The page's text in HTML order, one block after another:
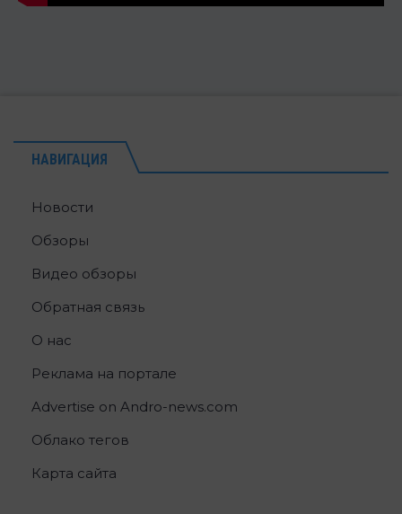
НАВИГАЦИЯ
Новости
Обзоры
Видео обзоры
Обратная связь
О нас
Реклама на портале
Advertise on Andro-news.com
Облако тегов
Карта сайта